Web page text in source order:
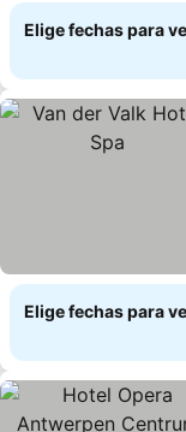
Elige fechas para
Elige fechas para